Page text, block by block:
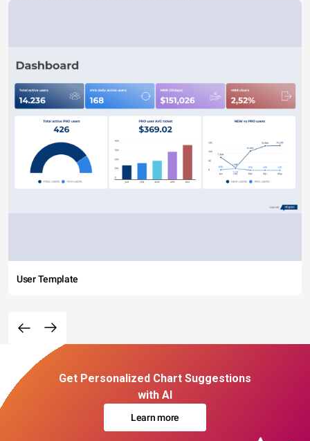
User Template
Get Personalized Chart Suggestions
with AI
Learn more